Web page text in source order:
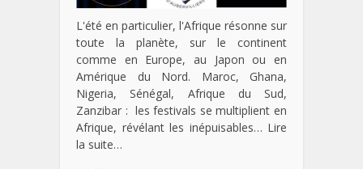
L'été en particulier, l'Afrique résonne sur
toute la planète, sur le continent
comme en Europe, au Japon ou en
Amérique du Nord. Maroc, Ghana,
Nigeria, Sénégal, Afrique du Sud,
Zanzibar : les festivals se multiplient en
Afrique, révélant les inépuisables… Lire
la suite…